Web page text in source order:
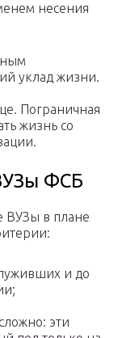
несения
уклад жизни.
Пограничная
жизнь со
ФСБ
ВУЗы в плане
и до
эти